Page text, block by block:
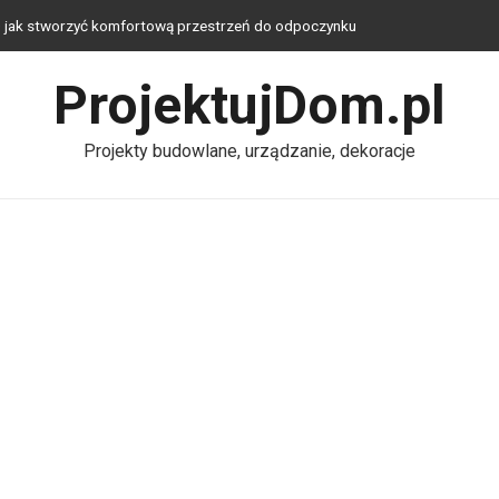
jak stworzyć komfortową przestrzeń do odpoczynku
techniczne, dekoracyjne i uniwersalne – jak wybrać lampę do
zaciszu: Jak świadoma aranżacja przestrzeni wpływa na
ProjektujDom.pl
Projekty budowlane, urządzanie, dekoracje